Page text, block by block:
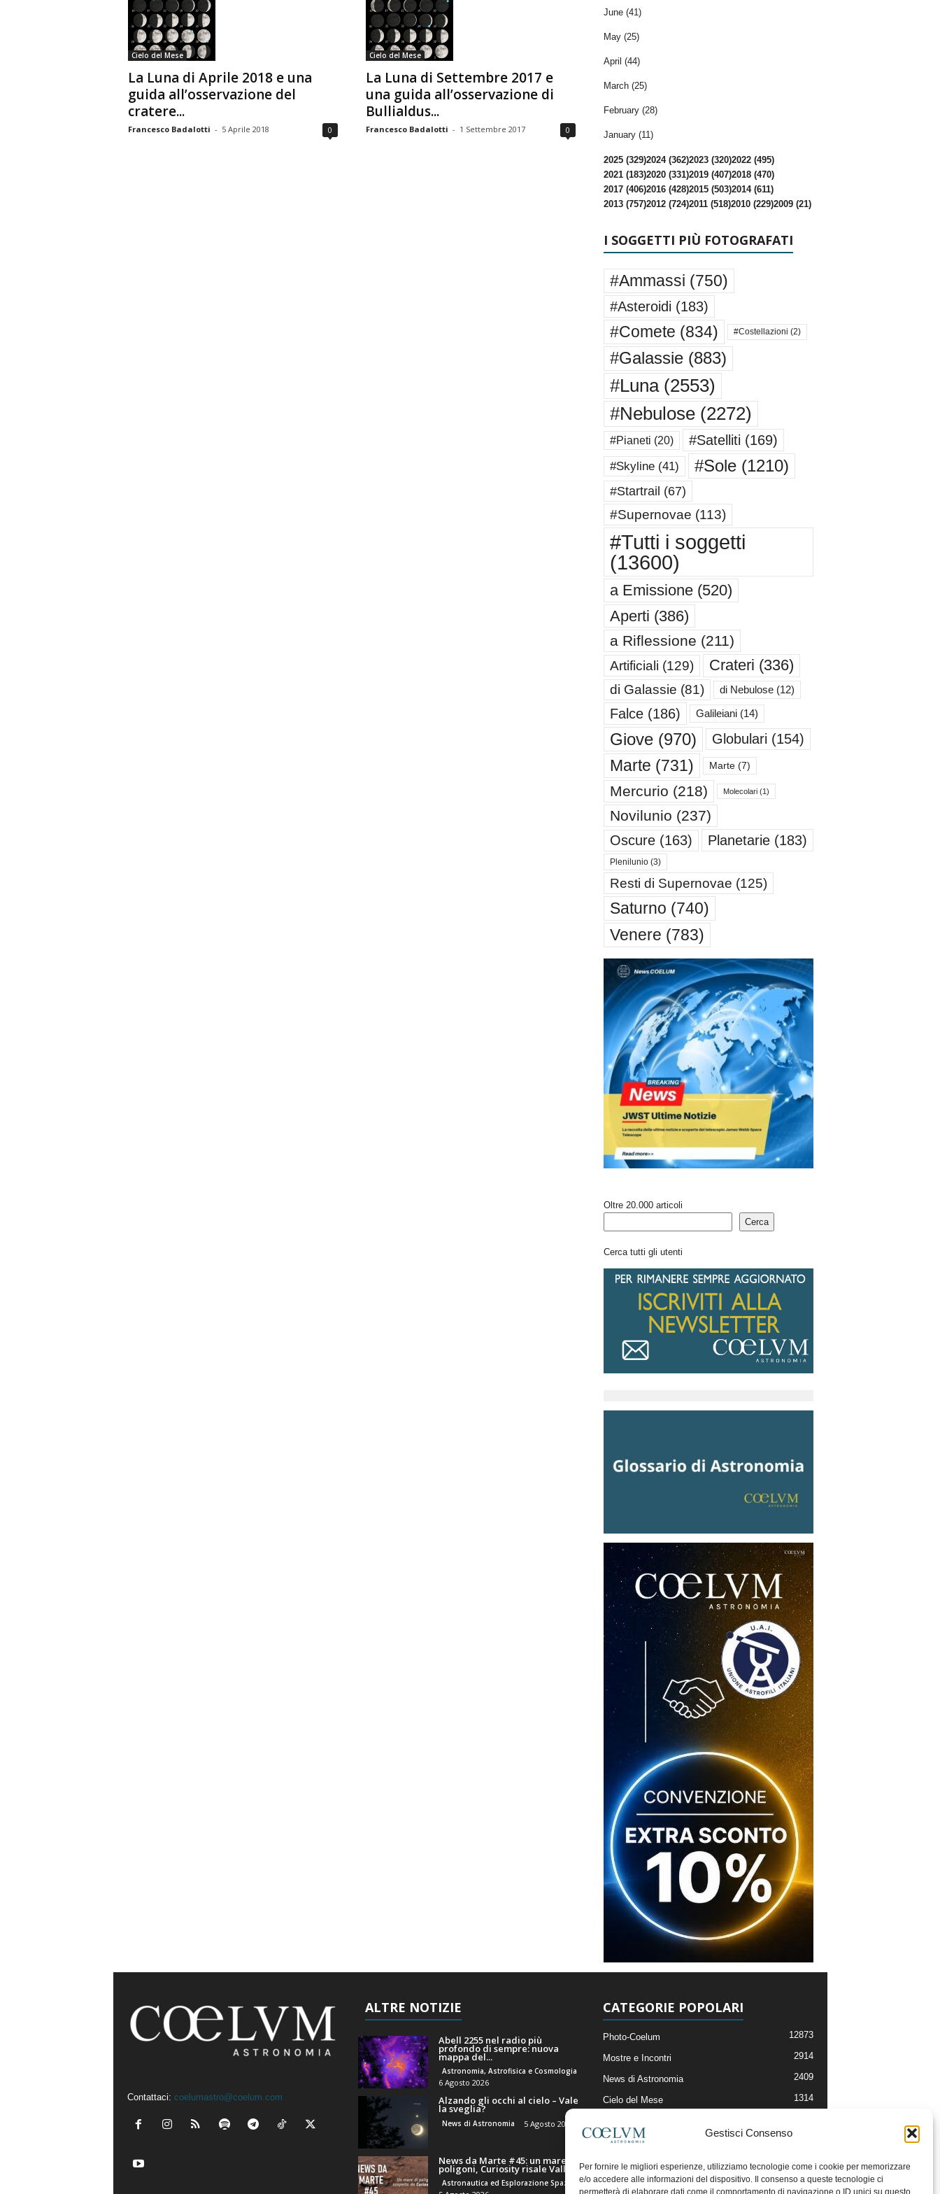
Gestisci Consenso
Per fornire le migliori esperienze, utilizziamo tecnologie come i cookie per memorizzare
e/o accedere alle informazioni del dispositivo. Il consenso a queste tecnologie ci
permetterà di elaborare dati come il comportamento di navigazione o ID unici su questo
a
Cielo del Mese
La Luna di Aprile 2018 e una
guida all’osservazione del
cratere...
Francesco Badalotti - 5 Aprile 2018 0
Cielo del Mese
La Luna di Settembre 2017 e
una guida all’osservazione di
Bullialdus...
Francesco Badalotti - 1 Settembre 2017 0
June (41)
May (25)
April (44)
March (25)
February (28)
January (11)
2025 (329)2024 (362)2023 (320)2022 (495)
2021 (183)2020 (331)2019 (407)2018 (470)
2017 (406)2016 (428)2015 (503)2014 (611)
2013 (757)2012 (724)2011 (518)2010 (229)2009 (21)
I SOGGETTI PIÙ FOTOGRAFATI
#Ammassi (750)
#Asteroidi (183)
#Comete (834) #Costellazioni (2)
#Galassie(883)
#Luna(2553)
#Nebulose(2272)
#Pianeti (20) #Satelliti (169)
#Skyline(41) #Sole(1210)
#Startrail (67)
#Supernovae (113)
#Tutti i soggetti
(13600)
a Emissione(520)
Aperti (386)
a Riflessione (211)
Artificiali (129) Crateri (336)
di Galassie (81) di Nebulose(12)
Falce(186) Galileiani(14)
Giove(970) Globulari (154)
Marte (731) Marte(7)
Mercurio (218) Molecolari(1)
Novilunio (237)
Oscure(163) Planetarie(183)
Plenilunio(3)
Resti di Supernovae (125)
Saturno (740)
Venere (783)
Oltre 20.000 articoli
Cerca
Cerca tutti gli utenti
Contattaci: coelumastro@coelum.com
ALTRE NOTIZIE
Abell 2255 nel radio più
profondo di sempre: nuova
mappa del...
Astronomia, Astrofisica e Cosmologia
6 Agosto 2026
Alzando gli occhi al cielo – Vale
la sveglia?
News di Astronomia 5 Agosto 2026
News da Marte #45: un mare di
poligoni, Curiosity risale Valle...
CATEGORIE POPOLARI
Photo-Coelum 12873
Mostre e Incontri 2914
News di Astronomia 2409
Cielo del Mese 1314
Articoli e Risorse On-Line
Il Blog della Redazione